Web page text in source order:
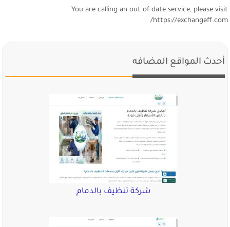
You are calling an out of date service, please visit
https://exchangeff.com/
أحدث المواقع المضافه
شركة تنظيف بالدمام